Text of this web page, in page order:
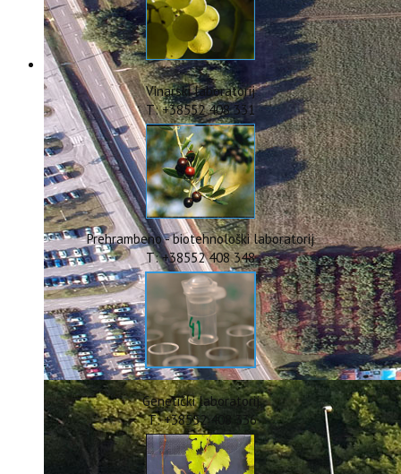
Javna nabava
Natječaji za radna mjesta
Zakonodavni okvir
Akti Instituta
Linkovi
Kontakt
webmail
Popularizacija znanosti
ERASMUS+
HyPro4ST
DIGIAGRI
GreenTea
CIRCOLIVE
Vinarski laboratorij
T: +38552 408 331
Prehrambeno - biotehnološki laboratorij
T: +38552 408 348
Genetički laboratorij
T: +38552 408 336